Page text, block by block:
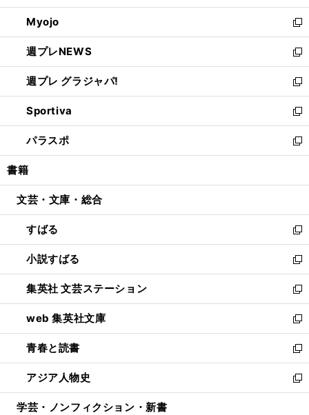
開
く
ウ
で
開
く
ン
ド
ウ
で
開
く
ウ
ィ
ン
ド
ウ
で
開
く
Myojo
新
し
い
ウ
ィ
ン
ド
ウ
で
開
週プレNEWS
新
し
い
ウ
ィ
ン
ド
ウ
開
週プレ グラジャパ!
新
し
い
ウ
ィ
ン
ウ
開
く
Sportiva
新
し
い
ウ
ン
ウ
で
開
く
パラスポ
新
し
ウ
ン
ド
ウ
で
開
く
書籍
文芸・文庫・総合
すばる
新
し
い
ウ
ィ
ン
ド
ウ
で
開
く
小説すばる
新
し
い
ウ
ィ
ン
ド
ウ
で
開
集英社 文芸ステーション
新
し
い
ウ
ィ
ン
ド
ウ
web 集英社文庫
新
し
い
ウ
ィ
ン
青春と読書
新
し
い
ウ
アジア人物史
新
し
学芸・ノンフィクション・新書